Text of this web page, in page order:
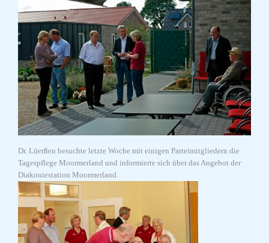
Dr. Lüerßen besuchte letzte Woche mit einigen Parteimitgliedern die
Tagespflege Moormerland und informierte sich über das Angebot der
Diakoniestation Moormerland.